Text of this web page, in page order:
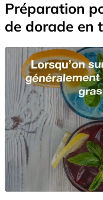
Préparation
de dorade en